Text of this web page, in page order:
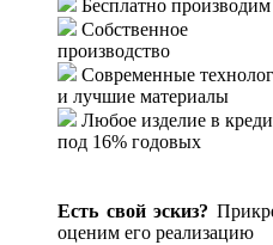
Бесплатно производим
Собственное
производство
Современные
и лучшие материалы
Любое изделие в
под 16% годовых
Есть свой эскиз?
оценим его реализацию